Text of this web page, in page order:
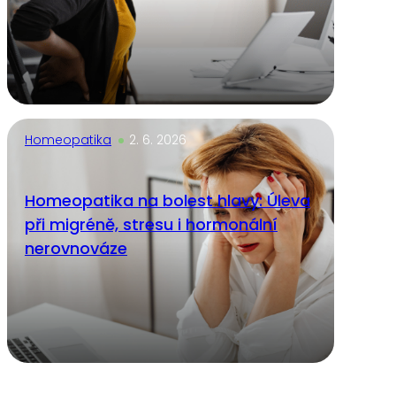
Homeopatika 2. 6. 2026
Homeopatika na bolest hlavy: Úleva
při migréně, stresu i hormonální
nerovnováze